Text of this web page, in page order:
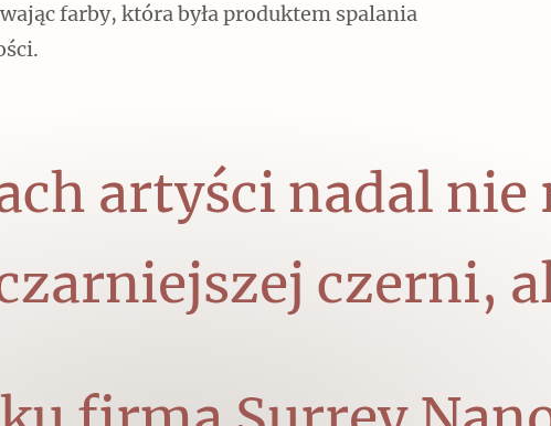
farby, która była produktem spalania
artyści nadal
czerni,